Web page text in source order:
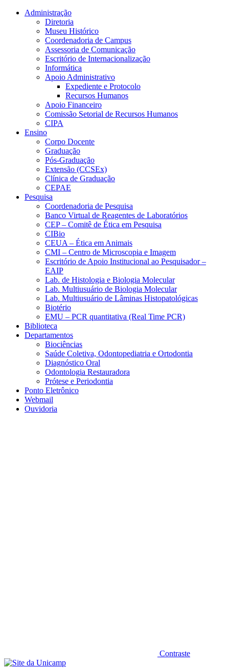
Conteúdo principal Menu principal
Administração
Diretoria
Museu Histórico
Coordenadoria de Campus
Assessoria de Comunicação
Escritório de Internacionalização
Informática
Apoio Administrativo
Expediente e Protocolo
Recursos Humanos
Apoio Financeiro
Comissão Setorial de Recursos Humanos
CIPA
Ensino
Corpo Docente
Graduação
Pós-Graduação
Extensão (CCSEx)
Clínica de Graduação
CEPAE
Pesquisa
Coordenadoria de Pesquisa
Banco Virtual de Reagentes de Laboratórios
CEP – Comitê de Ética em Pesquisa
CIBio
CEUA – Ética em Animais
CMI – Centro de Microscopia e Imagem
Escritório de Apoio Institucional ao Pesquisador –
EAIP
Lab. de Histologia e Biologia Molecular
Lab. Multiusuário de Biologia Molecular
Lab. Multiusuário de Lâminas Histopatológicas
Biotério
EMU – PCR quantitativa (Real Time PCR)
Biblioteca
Departamentos
Biociências
Saúde Coletiva, Odontopediatria e Ortodontia
Diagnóstico Oral
Odontologia Restauradora
Prótese e Periodontia
Ponto Eletrônico
Webmail
Ouvidoria
Contraste